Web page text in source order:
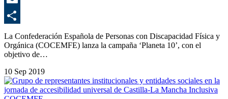
La Confederación Española de Personas con Discapacidad Física y
Orgánica (COCEMFE) lanza la campaña ‘Planeta 10’, con el
objetivo de…
10 Sep 2019